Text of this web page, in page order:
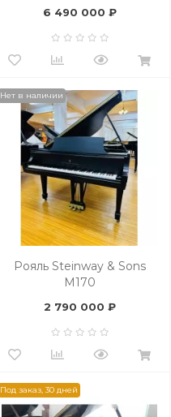
6 490 000 ₽
Нет в наличии
Рояль Steinway & Sons
M170
2 790 000 ₽
Под заказ, 30 дней